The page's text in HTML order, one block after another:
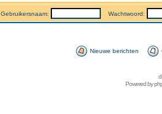
Gebruikersnaam: Wachtwoord:
Nieuwe berichten
Powered by